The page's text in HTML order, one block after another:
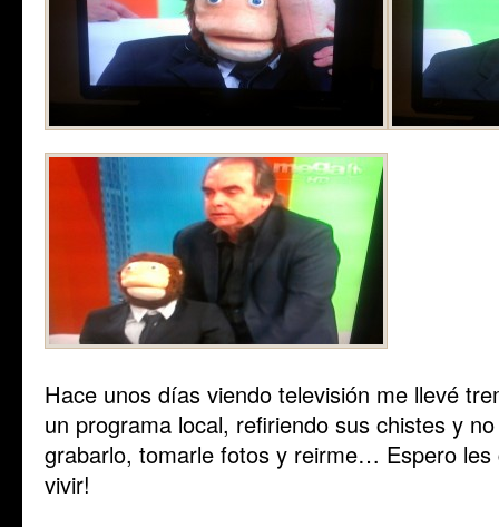
Hace unos días viendo televisión me llevé
un programa local, refiriendo sus chistes y
grabarlo, tomarle fotos y reirme… Espero
vivir!